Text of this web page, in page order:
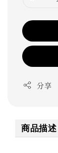
分享
商品描述